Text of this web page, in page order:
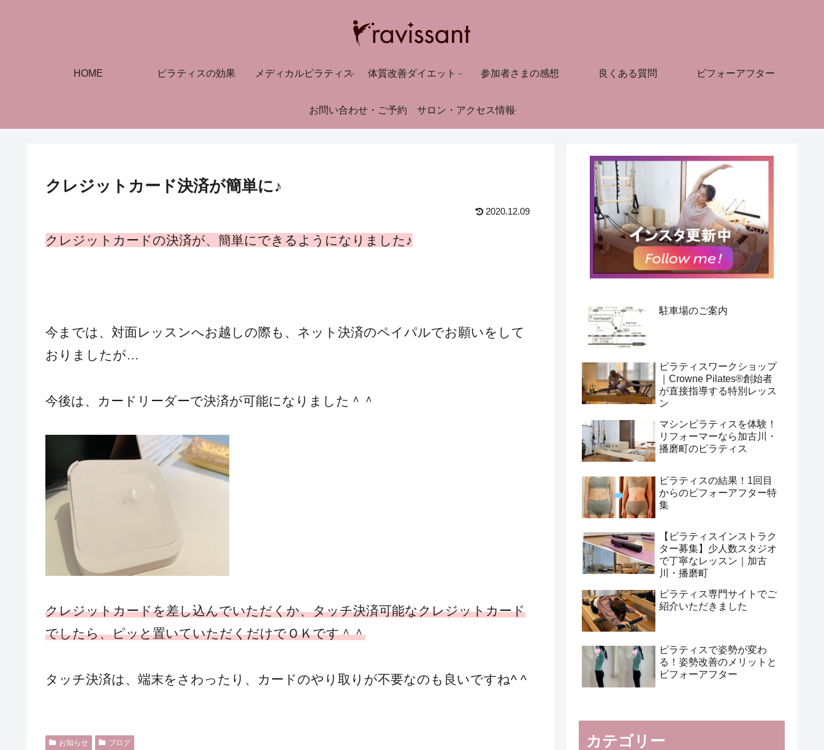
HOME ピラティスの効果 メディカルピラティス 体質改善ダイエット 参加者さまの感想 良くある質問 ビフォーアフター
お問い合わせ・ご予約 サロン・アクセス情報
クレジットカード決済が簡単に♪
2020.12.09
クレジットカードの決済が、簡単にできるようになりました♪
今までは、対面レッスンへお越しの際も、ネット決済のペイパルでお願いをして
おりましたが…
今後は、カードリーダーで決済が可能になりました＾＾
クレジットカードを差し込んでいただくか、タッチ決済可能なクレジットカード
でしたら、ピッと置いていただくだけでＯＫです＾＾
タッチ決済は、端末をさわったり、カードのやり取りが不要なのも良いですね^ ^
お知らせ ブログ
駐車場のご案内
ピラティスワークショップ
｜Crowne Pilates®️創始者
が直接指導する特別レッス
ン
マシンピラティスを体験！
リフォーマーなら加古川・
播磨町のピラティス
ピラティスの結果！1回目
からのビフォーアフター特
集
【ピラティスインストラク
ター募集】少人数スタジオ
で丁寧なレッスン｜加古
川・播磨町
ピラティス専門サイトでご
紹介いただきました
ピラティスで姿勢が変わ
る！姿勢改善のメリットと
ビフォーアフター
カテゴリー